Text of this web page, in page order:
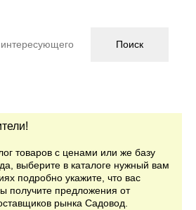
товаров с ценами или же базу
выберите в каталоге нужный вам
подробно укажите, что вас
получите предложения от
рынка Садовод.